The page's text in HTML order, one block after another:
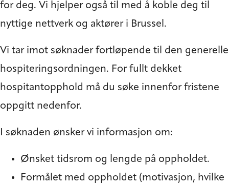
for deg. Vi hjelper også til med å koble deg til
nyttige nettverk og aktører i Brussel.
Vi tar imot søknader fortløpende til den generelle
hospiteringsordningen. For fullt dekket
hospitantopphold må du søke innenfor fristene
oppgitt nedenfor.
I søknaden ønsker vi informasjon om:
Ønsket tidsrom og lengde på oppholdet.
Formålet med oppholdet (motivasjon, hvilke